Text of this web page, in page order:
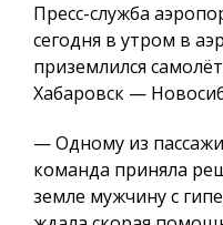
Пресс-служба
сегодня в утром в
приземлился
Хабаровск —
— Одному из
команда приняла
земле мужчину с